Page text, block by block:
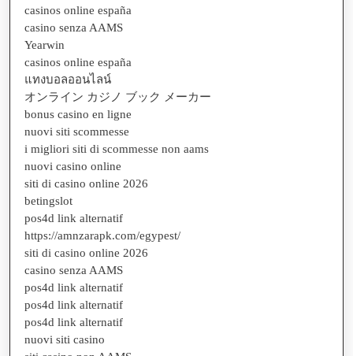
casinos online españa
casino senza AAMS
Yearwin
casinos online españa
แทงบอลออนไลน์
オンライン カジノ ブック メーカー
bonus casino en ligne
nuovi siti scommesse
i migliori siti di scommesse non aams
nuovi casino online
siti di casino online 2026
betingslot
pos4d link alternatif
https://amnzarapk.com/egypest/
siti di casino online 2026
casino senza AAMS
pos4d link alternatif
pos4d link alternatif
pos4d link alternatif
nuovi siti casino